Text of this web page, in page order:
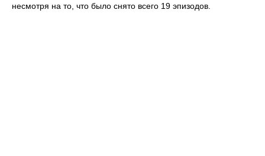
несмотря на то, что было снято всего 19 эпизодов.